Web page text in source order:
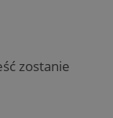
zostanie